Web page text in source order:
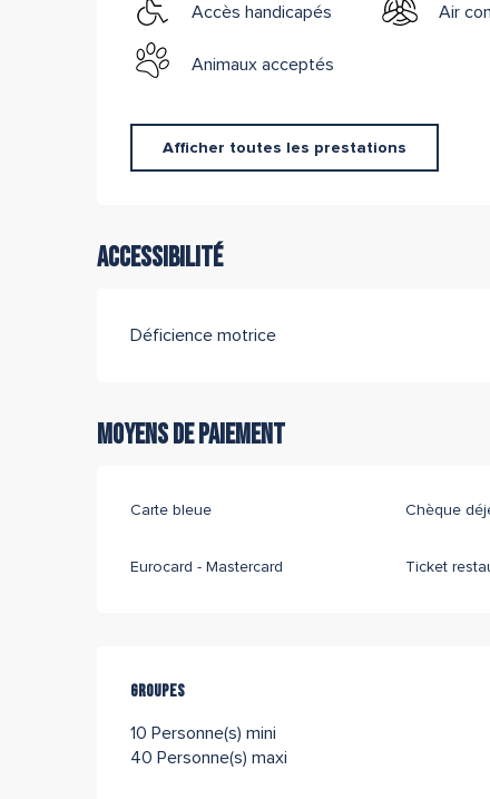
Accès handicapés Air
Animaux acceptés
Afficher toutes les prestations
Accessibilité
Déficience motrice
Moyens de paiement
Carte bleue Chèque
Eurocard - Mastercard Ticket
Groupes
Groupes
10 Personne(s) mini
40 Personne(s) maxi